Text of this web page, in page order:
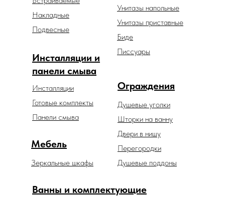
Унитазы напольные
Унитазы приставные
Накладные
Подвесные
Ванны и комплектующие
Зеркальные шкафы
Мебель
Ограждения
Душевые уголки
Шторки на ванну
Двери в нишу
Перегородки
Биде
Душевые поддоны
Инсталляции и
панели смыва
Инсталляции
Готовые комплекты
Панели смыва
Писсуары